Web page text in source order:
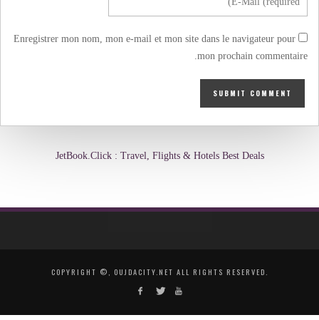
Enregistrer mon nom, mon e-mail et mon site dans le navigateur pour
mon prochain commentaire.
JetBook.Click : Travel, Flights & Hotels Best Deals
COPYRIGHT ©, OUJDACITY.NET ALL RIGHTS RESERVED.